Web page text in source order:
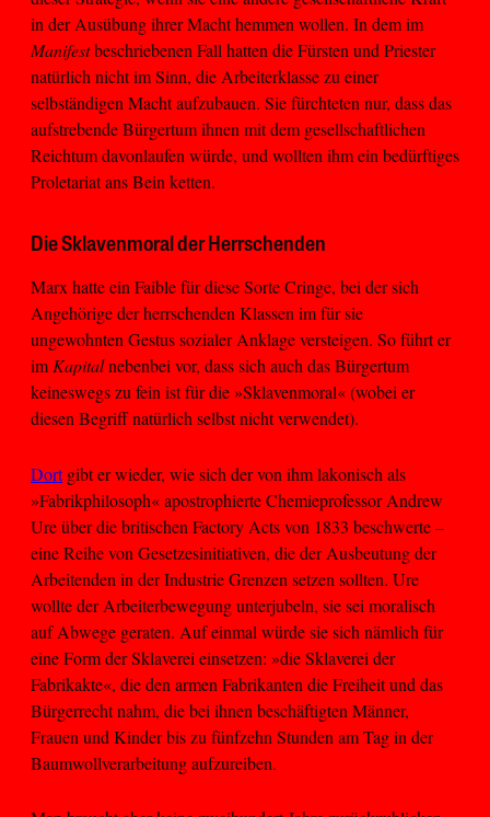
in der Ausübung ihrer Macht hemmen wollen. In dem im
Manifestbeschriebenen Fall hatten die Fürsten und Priester
natürlich nicht im Sinn, die Arbeiterklasse zu einer
selbständigen Macht aufzubauen. Sie fürchteten nur, dass das
aufstrebende Bürgertum ihnen mit dem gesellschaftlichen
Reichtum davonlaufen würde, und wollten ihm ein bedürftiges
Proletariat ans Bein ketten.
Die Sklavenmoral der Herrschenden
Marx hatte ein Faible für diese Sorte Cringe, bei der sich
Angehörige der herrschenden Klassen im für sie
ungewohnten Gestus sozialer Anklage versteigen. So führt er
im Kapitalnebenbei vor, dass sich auch das Bürgertum
keineswegs zu fein ist für die »Sklavenmoral« (wobei er
diesen Begriff natürlich selbst nicht verwendet).
Dortgibt er wieder, wie sich der von ihm lakonisch als
»Fabrikphilosoph« apostrophierte Chemieprofessor Andrew
Ure über die britischen Factory Acts von 1833 beschwerte –
eine Reihe von Gesetzesinitiativen, die der Ausbeutung der
Arbeitenden in der Industrie Grenzen setzen sollten. Ure
wollte der Arbeiterbewegung unterjubeln, sie sei moralisch
auf Abwege geraten. Auf einmal würde sie sich nämlich für
eine Form der Sklaverei einsetzen: »die Sklaverei der
Fabrikakte«, die den armen Fabrikanten die Freiheit und das
Bürgerrecht nahm, die bei ihnen beschäftigten Männer,
Frauen und Kinder bis zu fünfzehn Stunden am Tag in der
Baumwollverarbeitung aufzureiben.